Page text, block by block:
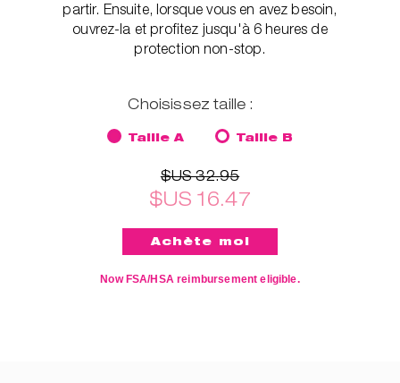
partir. Ensuite, lorsque vous en avez besoin,
ouvrez-la et profitez jusqu'à 6 heures de
protection non-stop.
Choisissez taille :
Taille A Taille B
$US 32.95
$US 16.47
Now FSA/HSA reimbursement eligible.